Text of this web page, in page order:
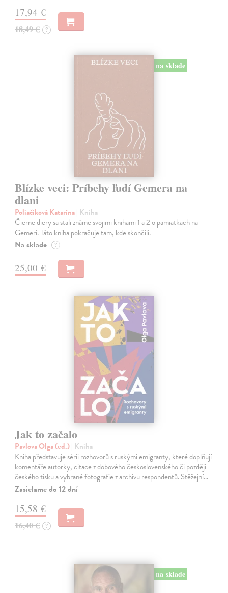
17,94 €
18,49 € ?
na sklade
Blízke veci: Príbehy ľudí Gemera na
dlani
Poliačiková Katarína| Kniha
Čierne diery sa stali známe svojimi knihami 1 a 2 o pamiatkach na
Gemeri. Táto kniha pokračuje tam, kde skončili.
Na sklade ?
25,00 €
Jak to začalo
Pavlova Olga (ed.)| Kniha
Kniha představuje sérii rozhovorů s ruskými emigranty, které doplňují
komentáře autorky, citace z dobového československého či později
českého tisku a vybrané fotografie z archivu respondentů. Stěžejní…
Zasielame do 12 dní
15,58 €
16,40 € ?
na sklade